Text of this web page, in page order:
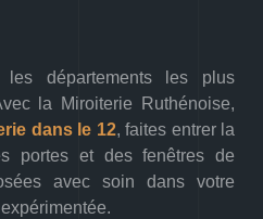
les départements les plus
la Miroiterie Ruthénoise,
dans le 12, faites entrer la
portes et des fenêtres de
avec soin dans votre